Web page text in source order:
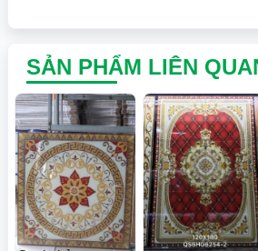
SẢN PHẨM LIÊN